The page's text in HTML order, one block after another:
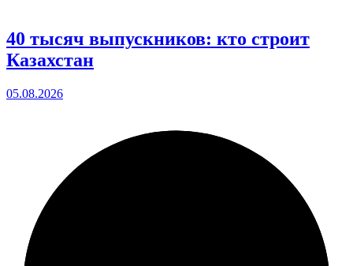
40 тысяч выпускников: кто строит
Казахстан
05.08.2026